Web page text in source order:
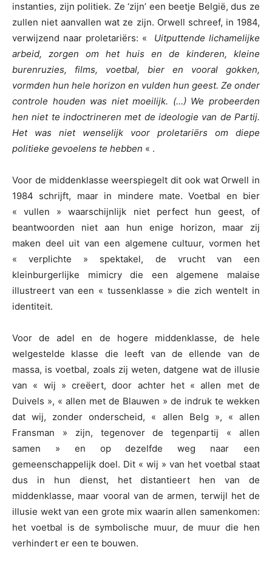
instanties, zijn politiek. Ze ‘zijn’ een beetje België, dus ze
zullen niet aanvallen wat ze zijn. Orwell schreef, in 1984,
verwijzend naar proletariërs: «
Uitputtende lichamelijke
arbeid, zorgen om het huis en de kinderen, kleine
burenruzies, films, voetbal, bier en vooral gokken,
vormden hun hele horizon en vulden hun geest. Ze onder
controle houden was niet moeilijk. (…) We probeerden
hen niet te indoctrineren met de ideologie van de Partij.
Het was niet wenselijk voor proletariërs om diepe
politieke gevoelens te hebben « .
Voor de middenklasse weerspiegelt dit ook wat Orwell in
1984 schrijft, maar in mindere mate. Voetbal en bier
« vullen » waarschijnlijk niet perfect hun geest, of
beantwoorden niet aan hun enige horizon, maar zij
maken deel uit van een algemene cultuur, vormen het
« verplichte » spektakel, de vrucht van een
kleinburgerlijke mimicry die een algemene malaise
illustreert van een « tussenklasse » die zich wentelt in
identiteit.
Voor de adel en de hogere middenklasse, de hele
welgestelde klasse die leeft van de ellende van de
massa, is voetbal, zoals zij weten, datgene wat de illusie
van « wij » creëert, door achter het « allen met de
Duivels », « allen met de Blauwen » de indruk te wekken
dat wij, zonder onderscheid, « allen Belg », « allen
Fransman » zijn, tegenover de tegenpartij « allen
samen » en op dezelfde weg naar een
gemeenschappelijk doel. Dit « wij » van het voetbal staat
dus in hun dienst, het distantieert hen van de
middenklasse, maar vooral van de armen, terwijl het de
illusie wekt van een grote mix waarin allen samenkomen:
het voetbal is de symbolische muur, de muur die hen
verhindert er een te bouwen.